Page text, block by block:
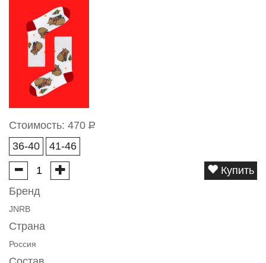
Стоимость: 470 Р
36-40
41-46
Купить
Бренд
JNRB
Страна
Россия